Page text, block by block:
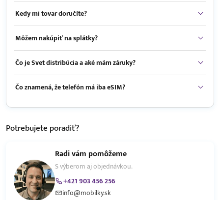
Kedy mi tovar doručíte?
Môžem nakúpiť na splátky?
Čo je Svet distribúcia a aké mám záruky?
Čo znamená, že telefón má iba eSIM?
Potrebujete poradiť?
Radi vám pomôžeme
S výberom aj objednávkou.
+421 903 456 256
info@mobilky.sk